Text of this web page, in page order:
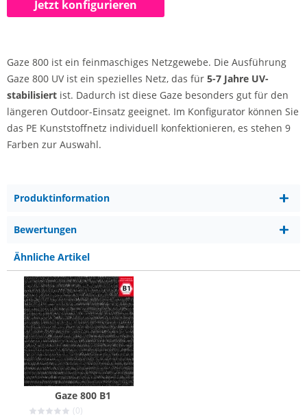
Jetzt konfigurieren
Gaze 800 ist ein feinmaschiges Netzgewebe. Die Ausführung
Gaze 800 UV ist ein spezielles Netz, das für 5-7 Jahre UV-
stabilisiert ist. Dadurch ist diese Gaze besonders gut für den
längeren Outdoor-Einsatz geeignet. Im Konfigurator können Sie
das PE Kunststoffnetz individuell konfektionieren, es stehen 9
Farben zur Auswahl.
Produktinformation
Bewertungen
Ähnliche Artikel
Gaze 800 B1
(0)